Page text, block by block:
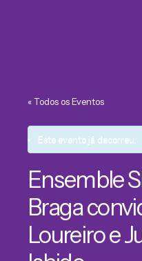
« Todos os Eventos
Este evento já decorreu.
Ensemble
Braga
Loureiro e